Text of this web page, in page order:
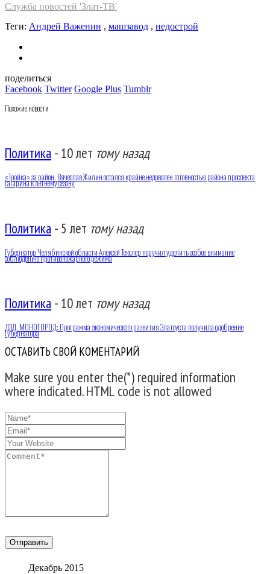
Служба новостей 'Злат-ТВ'
Теги: Андрей Важенин , машзавод , недострой
поделиться
Facebook Twitter Google Plus Tumblr
Похожие новости
Политика - 10 лет тому назад
«Тройка» за район. Вячеслав Жилин остался крайне недоволен готовностью района проспекта
Гагарина к летнему сезону
Политика - 5 лет тому назад
Губернатор Челябинской области Алексей Текслер поручил уделить особое внимание
соблюдению противопожарного режима
Политика - 10 лет тому назад
ДЗД. МОНОГОРОД: Программа экономического развития Златоуста получила одобрение
Губернатора
ОСТАВИТЬ СВОЙ КОМЕНТАРИЙ
Make sure you enter the(*) required information
where indicated. HTML code is not allowed
Декабрь 2015